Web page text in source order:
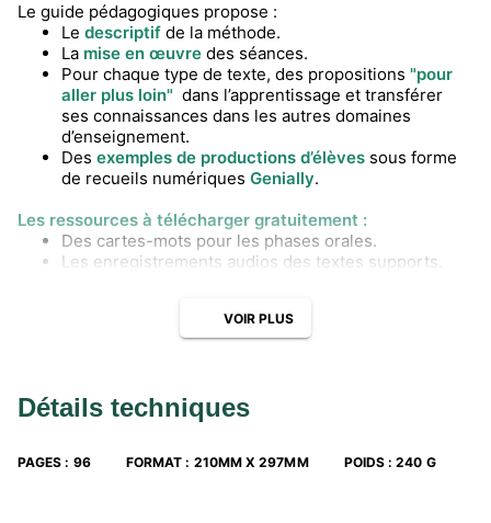
Le guide pédagogiques propose :
Le descriptif de la méthode.
La mise en œuvre des séances.
Pour chaque type de texte, des propositions "pour
aller plus loin" dans l’apprentissage et transférer
ses connaissances dans les autres domaines
d’enseignement.
Des exemples de productions d’élèves sous forme
de recueils numériques Genially.
Les ressources à télécharger gratuitement :
Des cartes-mots pour les phases orales.
Les enregistrements audios des textes supports.
VOIR PLUS
Détails techniques
PAGES : 96 FORMAT : 210MM X 297MM POIDS :240 G